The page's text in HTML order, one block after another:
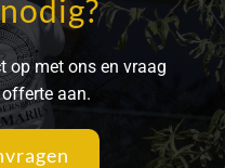
op met ons en vraag
aan.